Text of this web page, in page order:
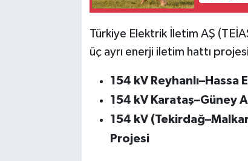
Türkiye Elektrik İletim AŞ
üç ayrı enerji iletim hattı
154 kV Reyhanlı–Hassa
154 kV Karataş–Güney
154 kV
Projesi